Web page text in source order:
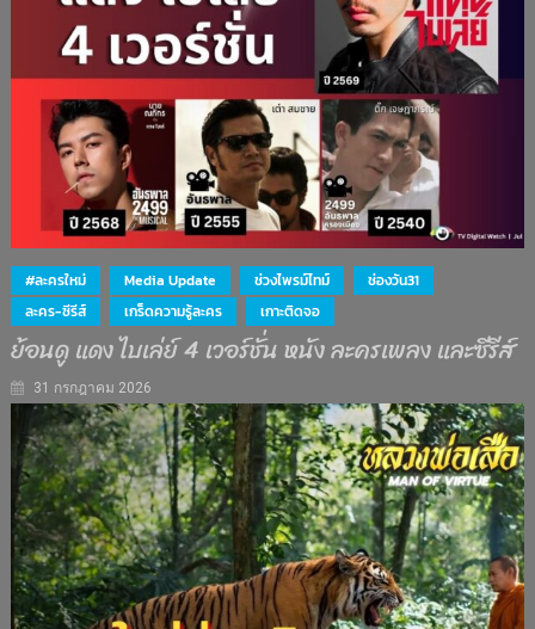
#ละครใหม่ Media Update ช่วงไพรม์ไทม์
ช่องวัน31
ละคร-ซีรีส์
เกร็ดความรู้ละคร เกาะติดจอ
ย้อนดู แดง ไบเล่ย์ 4 เวอร์ชั่น หนัง ละครเพลง และซีรีส์
31 กรกฎาคม 2026